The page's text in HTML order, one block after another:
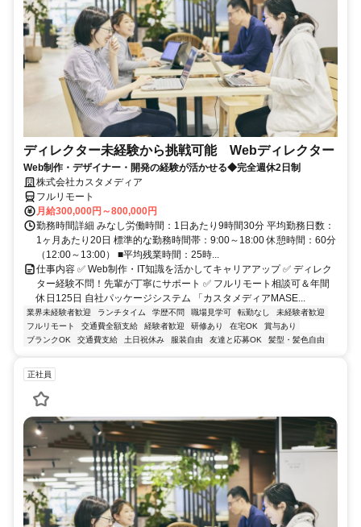
ディレクター未経験から挑戦可能 Webディレクター
Web制作・デザイナー・開発の経験が活かせる◆完全週休2日制
株式会社カスタメディア
フルリモート
月給300,000円～800,000円
勤務時間詳細 みなし労働時間：1日あたり9時間30分 平均勤務日数：
1ヶ月あたり20日 標準的な勤務時間帯：9:00～18:00 休憩時間：60分
（12:00～13:00） ■平均残業時間：25時...
仕事内容 ✅ Web制作・IT知識を活かしてキャリアアップ ✅ ディレク
ター経験不問！先輩が丁寧にサポート ✅ フルリモート相談可＆年間
休日125日 自社パッケージシステム 「カスタメディアMASE...
業界未経験者歓迎 ランチタイム 学歴不問 職場見学可 転勤なし
未経験者歓迎
フルリモート
交通費全額支給 経験者歓迎 研修あり 在宅OK
賞与あり
ブランクOK
交通費支給 土日祝休み 服装自由 友達と応募OK 髪型・髪色自由
正社員